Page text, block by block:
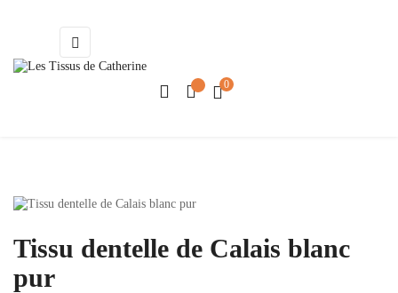
Basculer
la
navigation
☰
0
Tissu dentelle de Calais blanc
pur